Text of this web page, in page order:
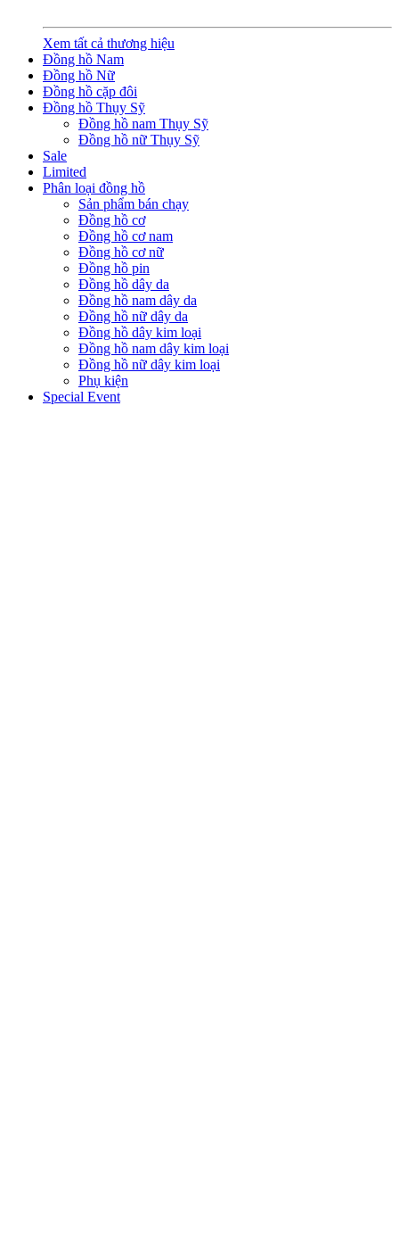
Xem tất cả thương hiệu
Đồng hồ Nam
Đồng hồ Nữ
Đồng hồ cặp đôi
Đồng hồ Thụy Sỹ
Đồng hồ nam Thụy Sỹ
Đồng hồ nữ Thụy Sỹ
Sale
Limited
Phân loại đồng hồ
Sản phẩm bán chạy
Đồng hồ cơ
Đồng hồ cơ nam
Đồng hồ cơ nữ
Đồng hồ pin
Đồng hồ dây da
Đồng hồ nam dây da
Đồng hồ nữ dây da
Đồng hồ dây kim loại
Đồng hồ nam dây kim loại
Đồng hồ nữ dây kim loại
Phụ kiện
Special Event